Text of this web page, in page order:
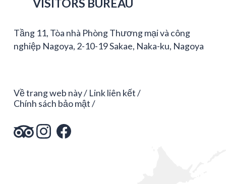
VISITORS BUREAU
Tầng 11, Tòa nhà Phòng Thương mại và công
nghiệp Nagoya, 2-10-19 Sakae, Naka-ku, Nagoya
Về trang web này
Link liên kết
Chính sách bảo mật